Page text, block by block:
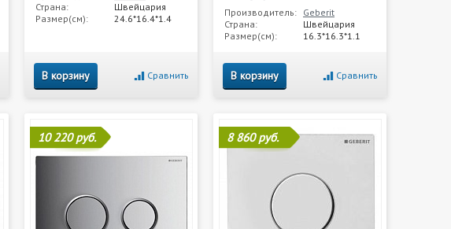
Страна:
Швейцария
Размер(см):
24.6*16.4*1.4
В корзину Сравнить
Производитель: Geberit
Страна:
Швейцария
Размер(см):
16.3*16.3*1.1
В корзину Сравнить
10 220 руб. 8 860 руб.